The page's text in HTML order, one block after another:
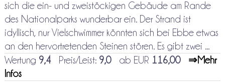
sich die ein- und zweistöckigen Gebäude am Rande
des Nationalparks wunderbar ein. Der Strand ist
idyllisch, nur Vielschwimmer könnten sich bei Ebbe etwas
an den hervortretenden Steinen stören. Es gibt zwei ...
Wertung 9,4Preis/Leist: 9,0ab EUR 116,00
⇒Mehr
Infos